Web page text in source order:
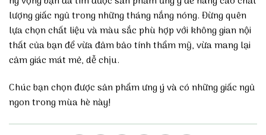
lượng giấc ngủ trong những tháng nắng nóng. Đừng quên
lựa chọn chất liệu và màu sắc phù hợp với không gian nội
thất của bạn để vừa đảm bảo tính thẩm mỹ, vừa mang lại
cảm giác mát mẻ, dễ chịu.
Chúc bạn chọn được sản phẩm ưng ý và có những giấc ngủ
ngon trong mùa hè này!